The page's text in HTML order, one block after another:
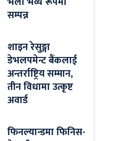
सम्पन्न
शाइन रेसुङ्गा
डेभलपमेन्ट बैंकलाई
अन्तर्राष्ट्रिय सम्मान,
तीन विधामा उत्कृष्ट
अवार्ड
फिनल्यान्डमा फिनिस-